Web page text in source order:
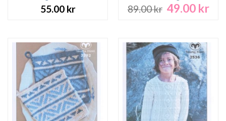
55.00 kr 89.00kr Det
89.00 kr.
49.00 krDet